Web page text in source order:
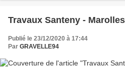
Travaux Santeny -
Publié le 23/12/2020 à 17:44
Par GRAVELLE94